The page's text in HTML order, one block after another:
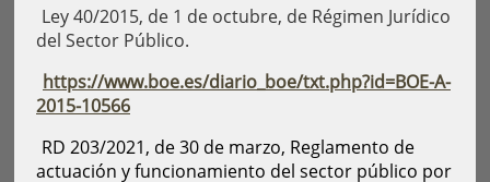
Ley 40/2015, de 1 de octubre, de Régimen Jurídico
del Sector Público.
https://www.boe.es/diario_boe/txt.php?id=BOE-A-
2015-10566
RD 203/2021, de 30 de marzo, Reglamento de
actuación y funcionamiento del sector público por